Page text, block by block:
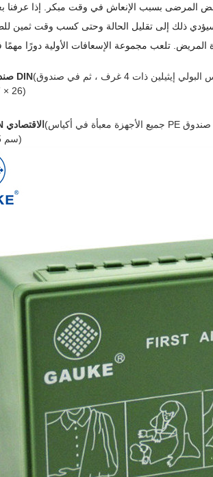
ذلك إلى تقليل الحالة وحتى كسب وقت ثمين
صندوق قياسي DIN(جميع الأجهزة معبأة في أكياس البولي إيثيلين ذات 4 غرف ، ثم في صندوق PP ، لون واحد مطبوع على الجانب الأمامي. حجم الصندوق:
26 × 17 × 8 سم)
صندوق DIN الاقتصادي (جميع الأجهزة معبأة في أكياس PE ذات 4 غرف ، ثم في صندوق PP ، لون واحد مطبوع على الجانب الأمامي. حجم الصندوق:
22x15x7.5 سم)